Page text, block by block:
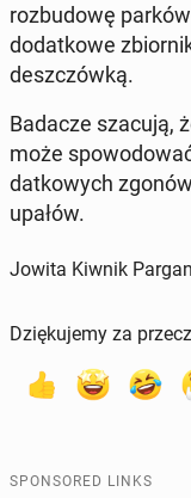
rozbu­dowę
do­datkowe
deszczówką.
Badacze szacują,
może
datkowych
upałów.
Jowita Kiwnik
Dziękujemy za
SPONSORED LINKS